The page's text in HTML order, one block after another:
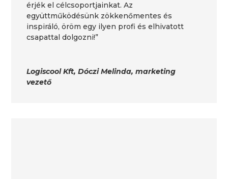
érjék el célcsoportjainkat. Az
együttműködésünk zökkenőmentes és
inspiráló, öröm egy ilyen profi és elhivatott
csapattal dolgozni!”
Logiscool Kft, Dóczi Melinda, marketing
vezető